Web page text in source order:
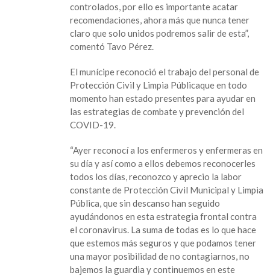
controlados, por ello es importante acatar
recomendaciones, ahora más que nunca tener
claro que solo unidos podremos salir de esta”,
comentó Tavo Pérez.
El munícipe reconoció el trabajo del personal de
Protección Civil y Limpia Públicaque en todo
momento han estado presentes para ayudar en
las estrategias de combate y prevención del
COVID-19.
“Ayer reconocí a los enfermeros y enfermeras en
su día y así como a ellos debemos reconocerles
todos los días, reconozco y aprecio la labor
constante de Protección Civil Municipal y Limpia
Pública, que sin descanso han seguido
ayudándonos en esta estrategia frontal contra
el coronavirus. La suma de todas es lo que hace
que estemos más seguros y que podamos tener
una mayor posibilidad de no contagiarnos, no
bajemos la guardia y continuemos en este